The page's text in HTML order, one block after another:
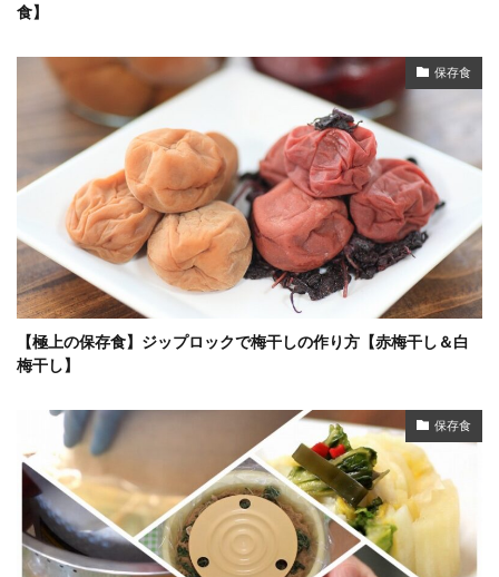
食】
保存食
【極上の保存食】ジップロックで梅干しの作り方【赤梅干し＆白
梅干し】
保存食